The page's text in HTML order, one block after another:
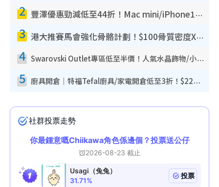
2 豐澤優惠勁減低至44折！Mac mini/iPhone17Pro大減價！廚房家電$220起
3 港大推賽馬會強化骨骼計劃！$100骨質密度X光檢查 完成免費運動訓練送超市禮券！附參加資格
4 Swarovski Outlet專區低至半價！人氣水晶飾物/小擺設$138起！迪士尼款/水晶高跟鞋都有平
5 廚具開倉｜特福Tefal廚具/家電開倉低至3折！$220起買平底鍋/炒鑊/湯煲！電飯煲/吸塵機/燙斗$418起